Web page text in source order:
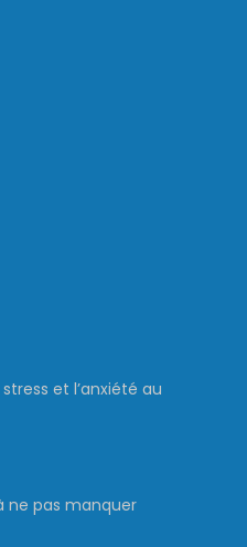
et l’anxiété au
ne pas manquer